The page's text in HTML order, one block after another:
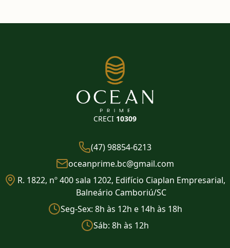
CRECI 10309
(47) 98854-6213
oceanprime.bc@gmail.com
R. 1822, nº 400 sala 1202, Edifício Ciaplan Empresarial,
Balneário Camboriú/SC
Seg-Sex: 8h às 12h e 14h às 18h
Sáb: 8h às 12h